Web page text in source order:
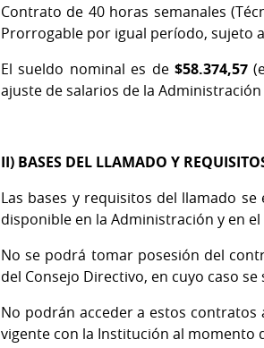
Contrato de 40 horas semanales
Prorrogable por igual período, sujeto
El sueldo nominal es de$58.374,57
ajuste de salarios de la Administración
II) BASES DEL LLAMADO Y
Las bases y requisitos del llamado
disponible en la Administración y en el
No se podrá tomar posesión del
del Consejo Directivo, en cuyo caso
No podrán acceder a estos
vigente con la Institución al momento